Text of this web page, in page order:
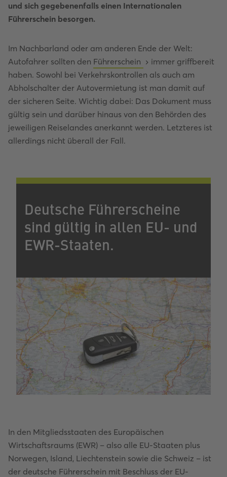
und sich gegebenenfalls einen Internationalen
Führerschein besorgen.
Im Nachbarland oder am anderen Ende der Welt:
Autofahrer sollten den Führerschein
immer griffbereit
haben. Sowohl bei Verkehrskontrollen als auch am
Abholschalter der Autovermietung ist man damit auf
der sicheren Seite. Wichtig dabei: Das Dokument muss
gültig sein und darüber hinaus von den Behörden des
jeweiligen Reiselandes anerkannt werden. Letzteres ist
allerdings nicht überall der Fall.
Deutsche Führerscheine
sind gültig in allen EU- und
EWR-Staaten.
In den Mitgliedsstaaten des Europäischen
Wirtschaftsraums (EWR) – also alle EU-Staaten plus
Norwegen, Island, Liechtenstein sowie die Schweiz – ist
der deutsche Führerschein mit Beschluss der EU-